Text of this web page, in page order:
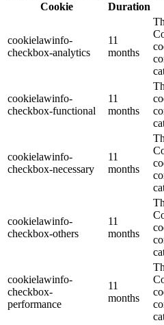
Cookie
Duration
cookielawinfo-
checkbox-analytics
11
months
cookielawinfo-
checkbox-functional
11
months
cookielawinfo-
checkbox-necessary
11
months
cookielawinfo-
checkbox-others
11
months
cookielawinfo-
checkbox-
performance
11
months